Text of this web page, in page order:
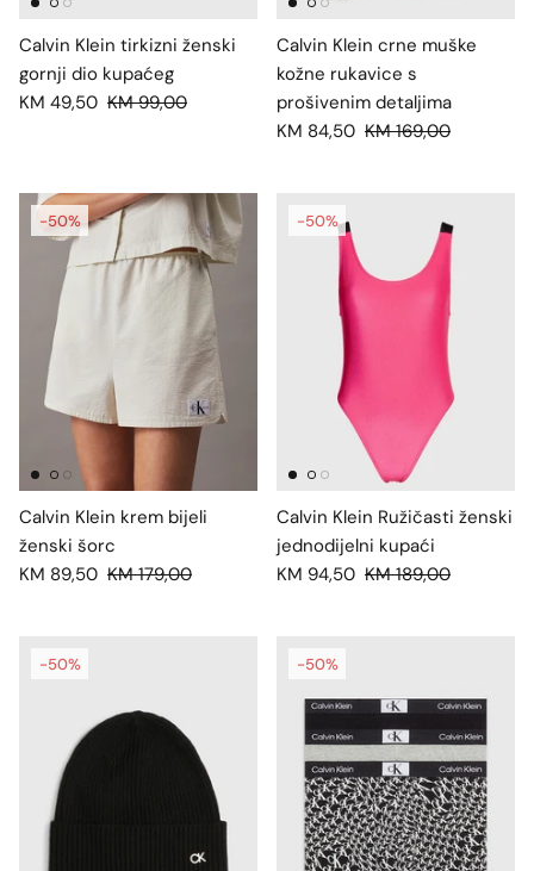
Calvin Klein tirkizni ženski
gornji dio kupaćeg
KM 49,50 KM 99,00
Calvin Klein crne muške
kožne rukavice s
prošivenim detaljima
KM 84,50 KM 169,00
-50%
Calvin Klein krem bijeli
ženski šorc
KM 89,50 KM 179,00
-50%
Calvin Klein Ružičasti ženski
jednodijelni kupaći
KM 94,50 KM 189,00
-50% -50%